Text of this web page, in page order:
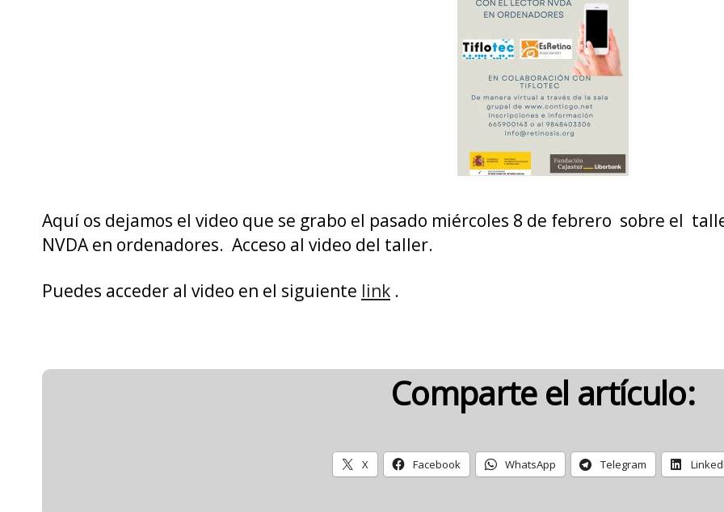
Aquí os dejamos el video que se grabo el pasado miércoles 8 de febrero sobre el
NVDA en ordenadores. Acceso al video del taller.
Puedes acceder al video en el siguiente link .
Comparte el artículo:
X Facebook WhatsApp Telegram